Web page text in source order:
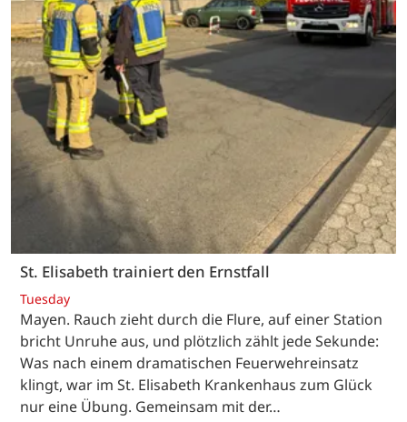
St. Elisabeth trainiert den Ernstfall
Tuesday
Mayen. Rauch zieht durch die Flure, auf einer Station
bricht Unruhe aus, und plötzlich zählt jede Sekunde:
Was nach einem dramatischen Feuerwehreinsatz
klingt, war im St. Elisabeth Krankenhaus zum Glück
nur eine Übung. Gemeinsam mit der…